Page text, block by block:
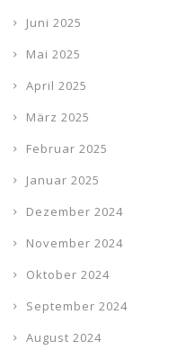
Juni 2025
Mai 2025
April 2025
März 2025
Februar 2025
Januar 2025
Dezember 2024
November 2024
Oktober 2024
September 2024
August 2024